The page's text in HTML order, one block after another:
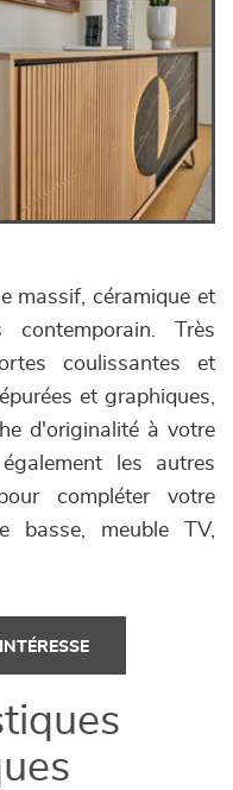
massif, céramique et
Très
coulissantes et
et graphiques,
d'originalité à votre
les autres
compléter votre
basse, meuble TV,